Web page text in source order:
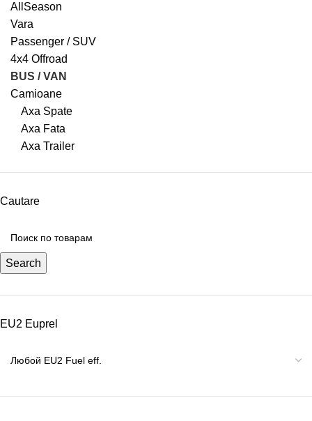
AllSeason
Vara
Passenger / SUV
4x4 Offroad
BUS / VAN
Camioane
Axa Spate
Axa Fata
Axa Trailer
Cautare
Search
EU2 Euprel